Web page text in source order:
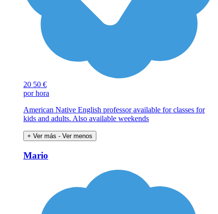
20 50 €
por hora
American Native English professor available for classes for
kids and adults. Also available weekends
+ Ver más - Ver menos
Mario